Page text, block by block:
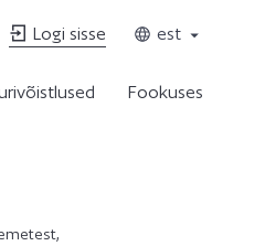
Logi sisse est
Fookuses